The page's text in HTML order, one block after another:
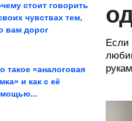
стоит говорить
чувствах тем,
вам дорог
такое «аналоговая
и как с её
Если